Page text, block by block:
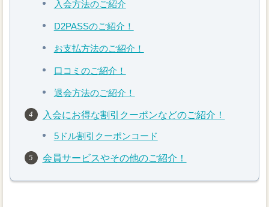
入会方法のご紹介
D2PASSのご紹介！
お支払方法のご紹介！
口コミのご紹介！
退会方法のご紹介！
入会にお得な割引クーポンなどのご紹介！
5ドル割引クーポンコード
会員サービスやその他のご紹介！